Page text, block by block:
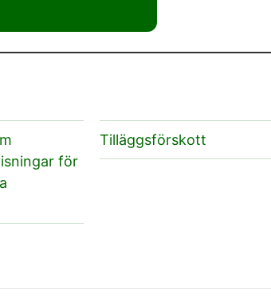
för
Tilläggsförskott